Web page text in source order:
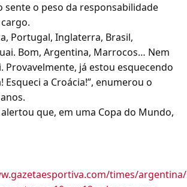
sente o peso da responsabilidade
Portugal, Inglaterra, Brasil,
Bom, Argentina, Marrocos… Nem
Provavelmente, já estou esquecendo
Esqueci a Croácia!”, enumerou o
que, em uma Copa do Mundo,
times/